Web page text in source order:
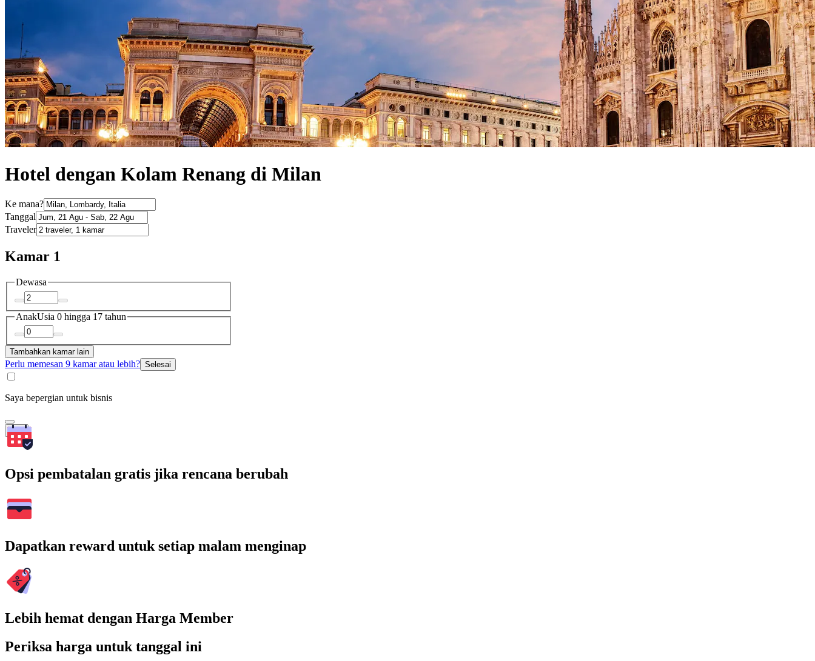
Hotel dengan Kolam Renang di Milan
Ke mana?
Tanggal
Traveler
Kamar 1
Dewasa
AnakUsia 0 hingga 17 tahun
Tambahkan kamar lain
Perlu memesan 9 kamar atau lebih? Selesai
Saya bepergian untuk bisnis
Cari
Opsi pembatalan gratis jika rencana berubah
Dapatkan reward untuk setiap malam menginap
Lebih hemat dengan Harga Member
Periksa harga untuk tanggal ini